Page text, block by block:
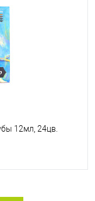
12мл, 24цв.